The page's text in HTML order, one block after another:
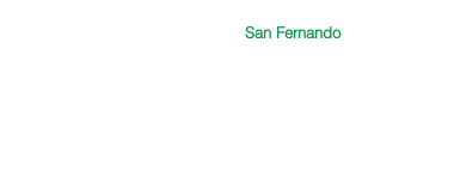
San Fernando